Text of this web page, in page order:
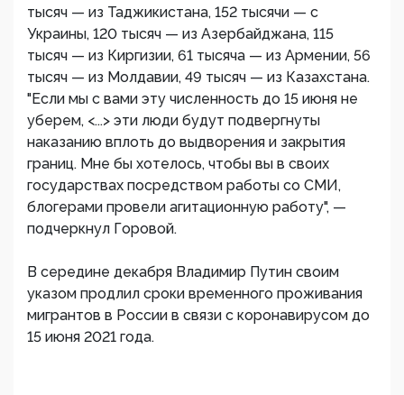
тысяч — из Таджикистана, 152 тысячи — с
Украины, 120 тысяч — из Азербайджана, 115
тысяч — из Киргизии, 61 тысяча — из Армении, 56
тысяч — из Молдавии, 49 тысяч — из Казахстана.
"Если мы с вами эту численность до 15 июня не
уберем, <...> эти люди будут подвергнуты
наказанию вплоть до выдворения и закрытия
границ. Мне бы хотелось, чтобы вы в своих
государствах посредством работы со СМИ,
блогерами провели агитационную работу", —
подчеркнул Горовой.
В середине декабря Владимир Путин своим
указом продлил сроки временного проживания
мигрантов в России в связи с коронавирусом до
15 июня 2021 года.